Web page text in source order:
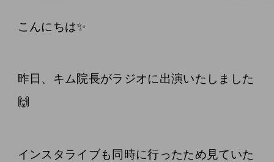
こんにちは✨
昨日、キム院長がラジオに出演いたしました
🙌
インスタライブも同時に行ったため見ていた